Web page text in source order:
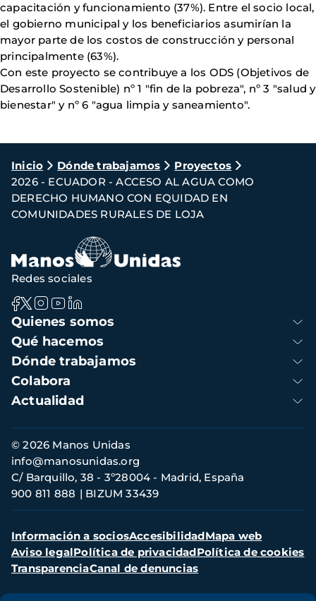
capacitación y funcionamiento (37%). Entre el socio local,
el gobierno municipal y los beneficiarios asumirían la
mayor parte de los costos de construcción y personal
principalmente (63%).
Con este proyecto se contribuye a los ODS (Objetivos de
Desarrollo Sostenible) nº 1 "fin de la pobreza", nº 3 "salud y
bienestar" y nº 6 "agua limpia y saneamiento".
Ruta
de
navegación
Inicio Dónde trabajamos
Proyectos
2026 - ECUADOR - ACCESO AL AGUA COMO
DERECHO HUMANO CON EQUIDAD EN
COMUNIDADES RURALES DE LOJA
Navegación
principal
Quienes somos
Qué hacemos
Dónde trabajamos
Colabora
Actualidad
Redes sociales
Información
de
contacto
© 2026 Manos Unidas
C/ Barquillo, 38 - 3º28004 - Madrid, España
900 811 888
BIZUM 33439
info@manosunidas.org
Menú
secundario
Información a sociosAccesibilidadMapa web
Aviso legalPolítica de privacidadPolítica de cookies
TransparenciaCanal de denuncias